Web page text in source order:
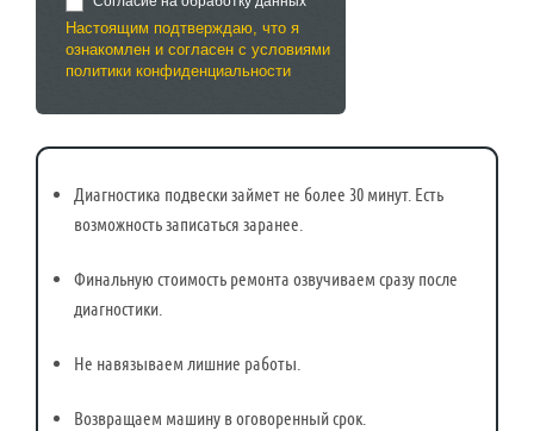
Настоящим подтверждаю, что я
ознакомлен и согласен с условиями
политики конфиденциальности
Диагностика подвески займет не более 30 минут. Есть
возможность записаться заранее.
Финальную стоимость ремонта озвучиваем сразу после
диагностики.
Не навязываем лишние работы.
Возвращаем машину в оговоренный срок.